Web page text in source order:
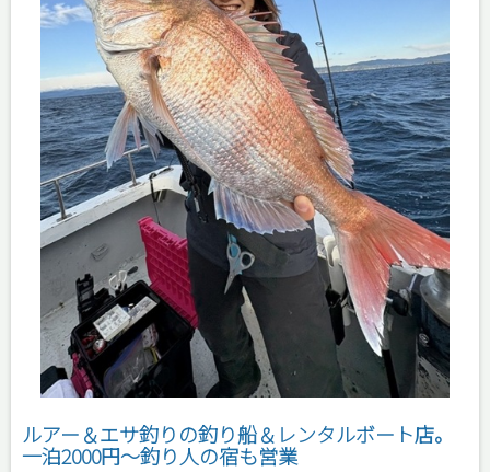
ルアー＆エサ釣りの釣り船＆レンタルボート店。
一泊2000円～釣り人の宿も営業